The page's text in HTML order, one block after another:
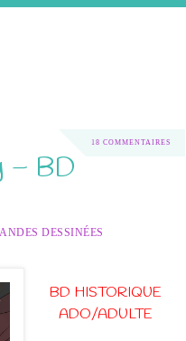
18 COMMENTAIRES
– BD
DESSINÉES
BD HISTORIQUE
ADO/ADULTE